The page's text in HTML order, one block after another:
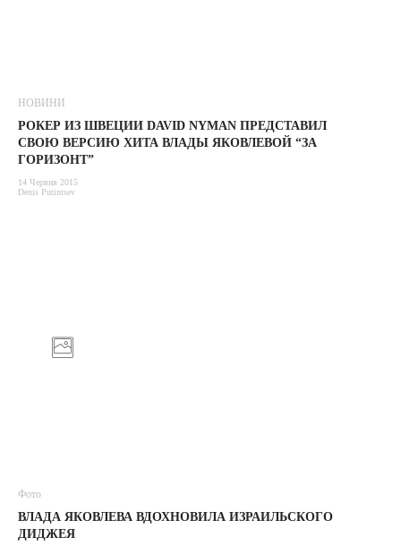
НОВИНИ
РОКЕР ИЗ ШВЕЦИИ DAVID NYMAN ПРЕДСТАВИЛ
СВОЮ ВЕРСИЮ ХИТА ВЛАДЫ ЯКОВЛЕВОЙ “ЗА
ГОРИЗОНТ”
14 Червня 2015
Denis Putintsev
Фото
ВЛАДА ЯКОВЛЕВА ВДОХНОВИЛА ИЗРАИЛЬСКОГО
ДИДЖЕЯ